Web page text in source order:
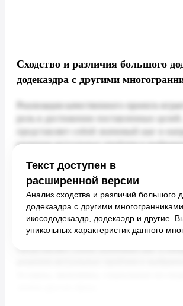
Сходство и различия большого
додекаэдра с другими
Текст доступен в
расширенной версии
Анализ сходства и различий большого
додекаэдра с другими
икосододекаэдр, додекаэдр и другие.
уникальных характеристик данного